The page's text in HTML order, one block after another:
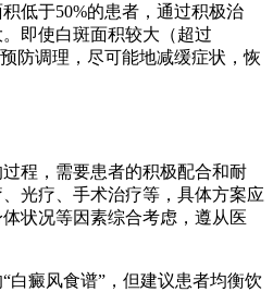
低于50%的患者，通过积极治
即使白斑面积较大（超过
防调理，尽可能地减缓症状，恢
程，需要患者的积极配合和耐
光疗、手术治疗等，具体方案应
状况等因素综合考虑，遵从医
白癜风食谱”，但建议患者均衡饮